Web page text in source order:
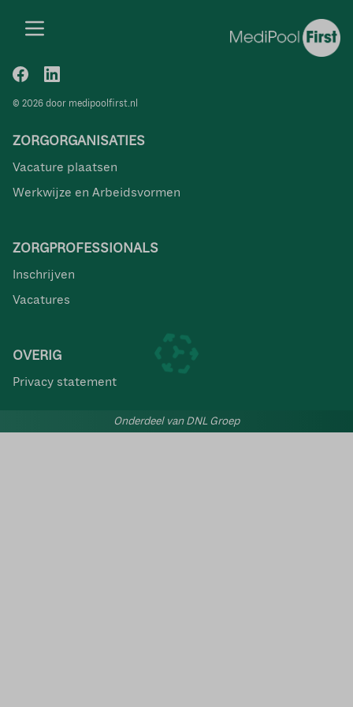
© 2026 door medipoolfirst.nl
ZORGORGANISATIES
Vacature plaatsen
Werkwijze en Arbeidsvormen
ZORGPROFESSIONALS
Inschrijven
Vacatures
OVERIG
Privacy statement
Onderdeel van DNL Groep